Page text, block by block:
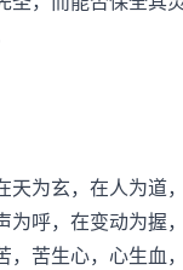
为玄，在人为道
为呼，在变动为握
，苦生心，心生血